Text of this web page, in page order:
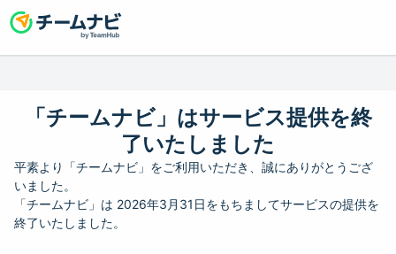
「チームナビ」はサービス提供を終
了いたしました
平素より「チームナビ」をご利用いただき、誠にありがとうござ
いました。
「チームナビ」は 2026年3月31日をもちましてサービスの提供を
終了いたしました。